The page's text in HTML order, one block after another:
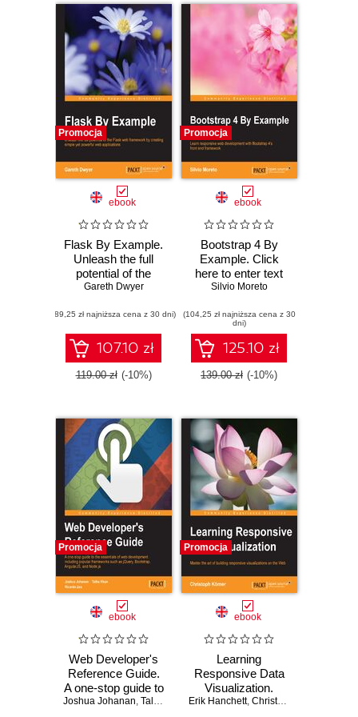
reusable CSS
code for your web
development
projects
Promocja
ebook
Flask By Example.
Unleash the full
potential of the
Flask web
creating simple yet
powerful web
applications
Gareth Dwyer
(89,25 zł najniższa cena z 30 dni)
107.10 zł
119.00 zł (-10%)
Promocja
ebook
Bootstrap 4 By
Example. Click
here to enter text
Silvio Moreto
(104,25 zł najniższa cena z 30
dni)
125.10 zł
139.00 zł (-10%)
Promocja
ebook
Web Developer's
Reference Guide.
A one-stop guide to
the essentials of
Joshua Johanan, Talha Khan ,Ricardo Zea
Promocja
ebook
Learning
Responsive Data
Visualization.
Create stunning
Erik Hanchett, Christoph Körner